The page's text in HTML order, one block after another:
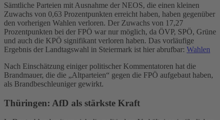
Sämtliche Parteien mit Ausnahme der NEOS, die einen kleinen
Zuwachs von 0,63 Prozentpunkten erreicht haben, haben gegenüber
den vorherigen Wahlen verloren. Der Zuwachs von 17,27
Prozentpunkten bei der FPÖ war nur möglich, da ÖVP, SPÖ, Grüne
und auch die KPÖ signifikant verloren haben. Das vorläufige
Ergebnis der Landtagswahl in Steiermark ist hier abrufbar: Wahlen
Nach Einschätzung einiger politischer Kommentatoren hat die
Brandmauer, die die „Altparteien“ gegen die FPÖ aufgebaut haben,
als Brandbeschleuniger gewirkt.
Thüringen: AfD als stärkste Kraft